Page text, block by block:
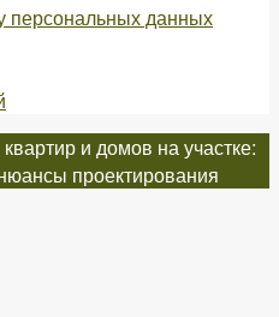
персональных данных
и домов на участке:
проектирования